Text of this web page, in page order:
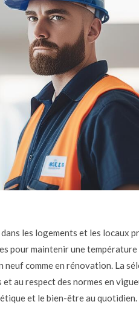
les logements et les locaux
pour maintenir une température
neuf comme en rénovation. La
au respect des normes en
et le bien-être au quotidien.